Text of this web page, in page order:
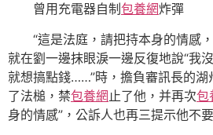
曾用充電器自制 包養網炸彈
“這是法庭，請把持本身的情感，
就在劉一邊抹眼淚一邊反復地說“我
就想搞點錢……”時，擔負審訊長的湖
了法槌，禁包養網 止了他，并再次包
身的情感”，公訴人也再三提示他不